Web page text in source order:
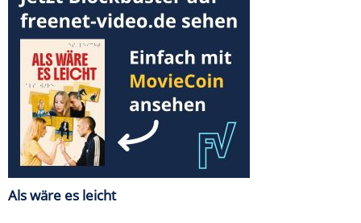
Als wäre es leicht